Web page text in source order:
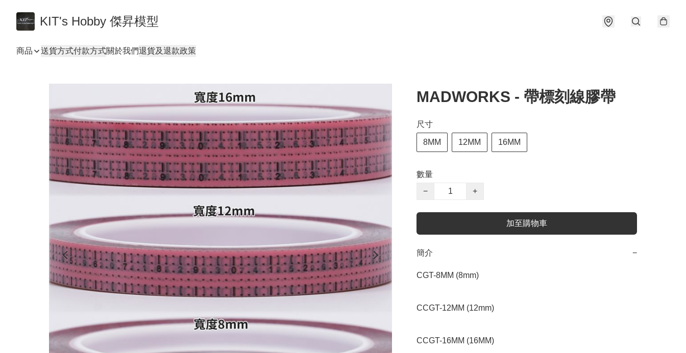
KIT's Hobby 傑昇模型
商品 送貨方式付款方式關於我們退貨及退款政策
MADWORKS - 帶標刻線膠帶
尺寸
8MM 12MM 16MM
數量
−
+
加至購物車
簡介 −
CGT-8MM (8mm)
CCGT-12MM (12mm)
CCGT-16MM (16MM)